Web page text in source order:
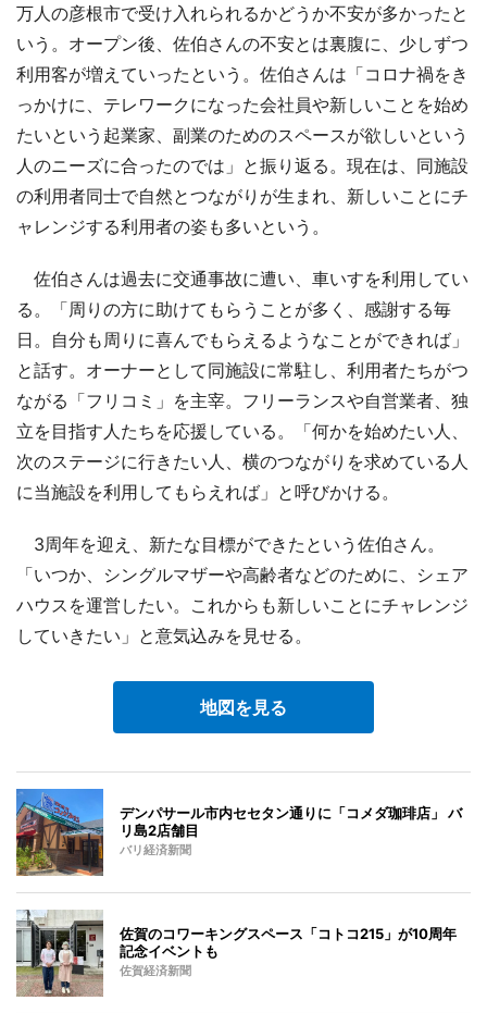
万人の彦根市で受け入れられるかどうか不安が多かったと
いう。オープン後、佐伯さんの不安とは裏腹に、少しずつ
利用客が増えていったという。佐伯さんは「コロナ禍をき
っかけに、テレワークになった会社員や新しいことを始め
たいという起業家、副業のためのスペースが欲しいという
人のニーズに合ったのでは」と振り返る。現在は、同施設
の利用者同士で自然とつながりが生まれ、新しいことにチ
ャレンジする利用者の姿も多いという。
佐伯さんは過去に交通事故に遭い、車いすを利用してい
る。「周りの方に助けてもらうことが多く、感謝する毎
日。自分も周りに喜んでもらえるようなことができれば」
と話す。オーナーとして同施設に常駐し、利用者たちがつ
ながる「フリコミ」を主宰。フリーランスや自営業者、独
立を目指す人たちを応援している。「何かを始めたい人、
次のステージに行きたい人、横のつながりを求めている人
に当施設を利用してもらえれば」と呼びかける。
3周年を迎え、新たな目標ができたという佐伯さん。
「いつか、シングルマザーや高齢者などのために、シェア
ハウスを運営したい。これからも新しいことにチャレンジ
していきたい」と意気込みを見せる。
地図を見る
デンパサール市内セセタン通りに「コメダ珈琲店」 バ
リ島2店舗目
バリ経済新聞
佐賀のコワーキングスペース「コトコ215」が10周年
記念イベントも
佐賀経済新聞